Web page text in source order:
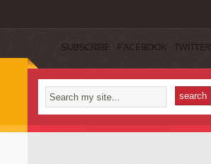
SUBSCRIBE FACEBOOK TWITTER